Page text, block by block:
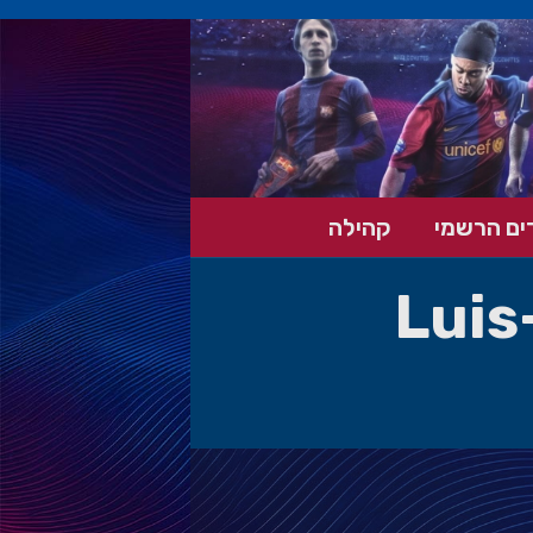
הרשמי קהילה